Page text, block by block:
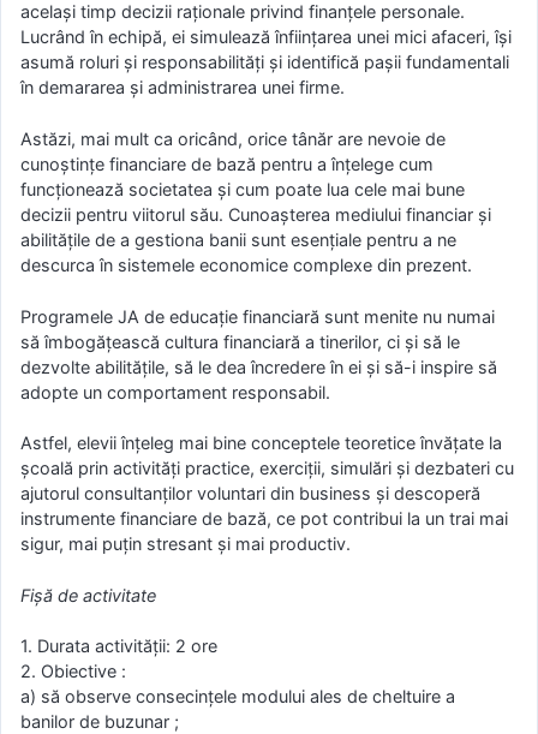
același timp decizii raționale privind finanțele personale.
Lucrând în echipă, ei simulează înființarea unei mici afaceri, își
asumă roluri și responsabilități și identifică pașii fundamentali
în demararea și administrarea unei firme.
Astăzi, mai mult ca oricând, orice tânăr are nevoie de
cunoștințe financiare de bază pentru a înțelege cum
funcționează societatea și cum poate lua cele mai bune
decizii pentru viitorul său. Cunoașterea mediului financiar și
abilitățile de a gestiona banii sunt esențiale pentru a ne
descurca în sistemele economice complexe din prezent.
Programele JA de educație financiară sunt menite nu numai
să îmbogățească cultura financiară a tinerilor, ci și să le
dezvolte abilitățile, să le dea încredere în ei și să-i inspire să
adopte un comportament responsabil.
Astfel, elevii înțeleg mai bine conceptele teoretice învățate la
școală prin activități practice, exerciții, simulări și dezbateri cu
ajutorul consultanților voluntari din business și descoperă
instrumente financiare de bază, ce pot contribui la un trai mai
sigur, mai puțin stresant și mai productiv.
Fişă de activitate
1. Durata activităţii: 2 ore
2. Obiective :
a) să observe consecințele modului ales de cheltuire a
banilor de buzunar ;